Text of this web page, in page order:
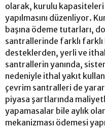
olarak, kurulu kapasiteleri
yapılmasını düzenliyor.
başına ödeme tutarları,
santrallerinde farklı
desteklerden, yerli ve
santrallerin yanında,
nedeniyle ithal yakıt
çevrim santralleri de
piyasa şartlarında
yapamasalar bile aylık
mekanizması ödemesi